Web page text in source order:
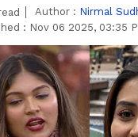
Author : Nirmal
: Nov 06 2025, 03:35